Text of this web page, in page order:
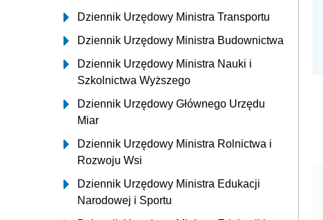
Dziennik Urzędowy Ministra Transportu
Dziennik Urzędowy Ministra Budownictwa
Dziennik Urzędowy Ministra Nauki i
Szkolnictwa Wyższego
Dziennik Urzędowy Głównego Urzędu
Miar
Dziennik Urzędowy Ministra Rolnictwa i
Rozwoju Wsi
Dziennik Urzędowy Ministra Edukacji
Narodowej i Sportu